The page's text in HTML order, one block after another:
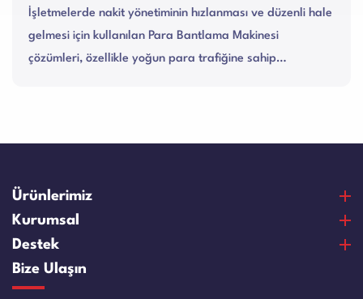
hale
olduğunda en çok merak edilen konuların başında
gerçek 500 euro nasıl anlaşılır sorusu gelir. Her
kadar 500 Euro banknotları...
Ürünlerimiz
Para Sayma Makineleri
Para Kontrol Makineleri
Bozuk Para Sayma Makineleri
Elektronik Çelik Para Kasaları
Kurumsal
Hakkımızda
Vizyon & Misyon
Sertifikalar
Destek
Satın Alma Ve Ödeme
Garanti ve Memnuniyet
Bize Ulaşın